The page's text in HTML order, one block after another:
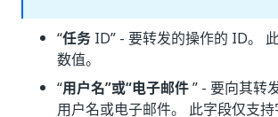
“任务 ID” - 要转发的操作的 ID。
数值。
“用户名”或“电子邮件” - 要向其转
用户名或电子邮件。 此字段仅支持